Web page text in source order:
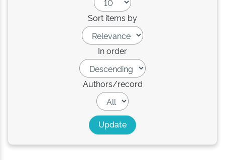
Sort items by
In order
Authors/record